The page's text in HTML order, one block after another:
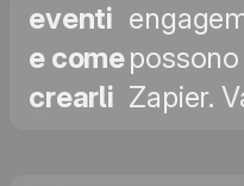
eventi
e come
crearli Zapier.